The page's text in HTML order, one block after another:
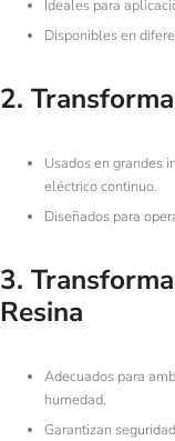
Ideales para
Disponibles en
2.
Usados en grandes
eléctrico continuo.
Diseñados para
3.
Resina
Adecuados para
humedad.
Garantizan